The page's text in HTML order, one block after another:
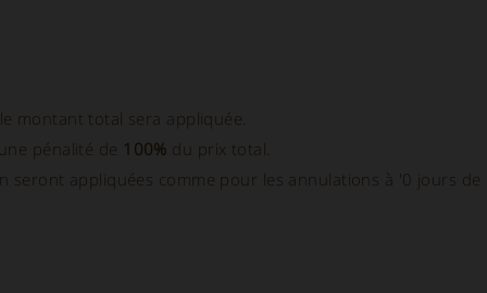
montant total sera appliquée.
pénalité de 100% du prix total.
appliquées comme pour les annulations à '0 jours de